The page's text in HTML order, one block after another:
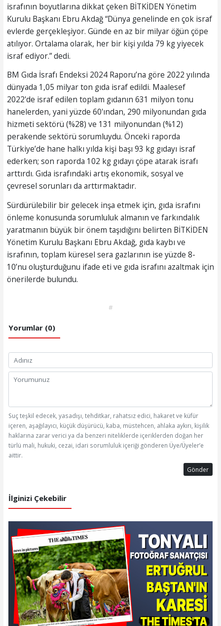
israfının boyutlarına dikkat çeken BİTKİDEN Yönetim
Kurulu Başkanı Ebru Akdağ “Dünya genelinde en çok israf
evlerde gerçekleşiyor. Günde en az bir milyar öğün çöpe
atılıyor. Ortalama olarak, her bir kişi yılda 79 kg yiyecek
israf ediyor.” dedi.
BM Gıda İsrafı Endeksi 2024 Raporu’na göre 2022 yılında
dünyada 1,05 milyar ton gıda israf edildi. Maalesef
2022'de israf edilen toplam gıdanın 631 milyon tonu
hanelerden, yani yüzde 60'ından, 290 milyonundan gıda
hizmeti sektörü (%28) ve 131 milyonundan (%12)
perakende sektörü sorumluydu. Önceki raporda
Türkiye’de hane halkı yılda kişi başı 93 kg gıdayı israf
ederken; son raporda 102 kg gıdayı çöpe atarak israfı
arttırdı. Gıda israfındaki artış ekonomik, sosyal ve
çevresel sorunları da arttırmaktadır.
Sürdürülebilir bir gelecek inşa etmek için, gıda israfını
önleme konusunda sorumluluk almanın ve farkındalık
yaratmanın büyük bir önem taşıdığını belirten BİTKİDEN
Yönetim Kurulu Başkanı Ebru Akdağ, gıda kaybı ve
israfının, toplam küresel sera gazlarının ise yüzde 8-
10’nu oluşturduğunu ifade eti ve gıda israfını azaltmak için
önerilerde bulundu.
#
Yorumlar (0)
Suç teşkil edecek, yasadışı, tehditkar, rahatsız edici, hakaret ve küfür
içeren, aşağılayıcı, küçük düşürücü, kaba, müstehcen, ahlaka aykırı, kişilik
haklarına zarar verici ya da benzeri niteliklerde içeriklerden doğan her
türlü mali, hukuki, cezai, idari sorumluluk içeriği gönderen Üye/Üyeler’e
aittir.
Gönder
İlginizi Çekebilir